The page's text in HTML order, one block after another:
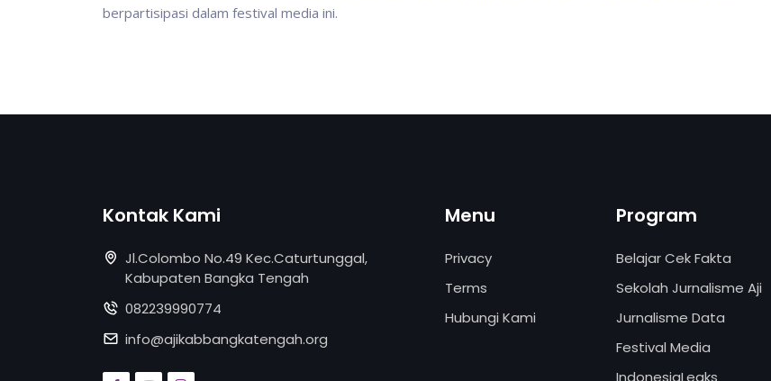
berpartisipasi dalam festival media ini.
Kontak Kami
Jl.Colombo No.49 Kec.Caturtunggal,
Kabupaten Bangka Tengah
082239990774
info@ajikabbangkatengah.org
Menu
Privacy
Terms
Hubungi Kami
Program
Belajar Cek Fakta
Sekolah Jurnalisme Aji
Jurnalisme Data
Festival Media
IndonesiaLeaks